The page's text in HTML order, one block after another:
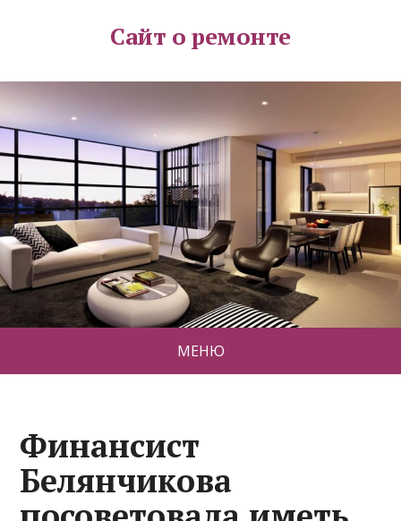
Сайт о ремонте
МЕНЮ
Финансист
Белянчикова